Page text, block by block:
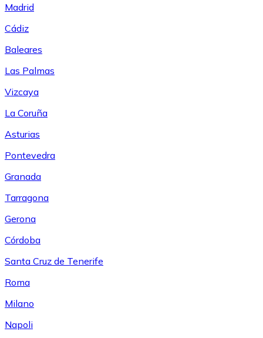
Madrid
Cádiz
Baleares
Las Palmas
Vizcaya
La Coruña
Asturias
Pontevedra
Granada
Tarragona
Gerona
Córdoba
Santa Cruz de Tenerife
Roma
Milano
Napoli